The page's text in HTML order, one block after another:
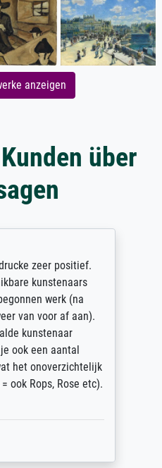
anzeigen
über
zeer positief.
kunstenaars
werk (na
van voor af aan).
kunstenaar
ook een aantal
het onoverzichtelijk
ook Rops, Rose etc).